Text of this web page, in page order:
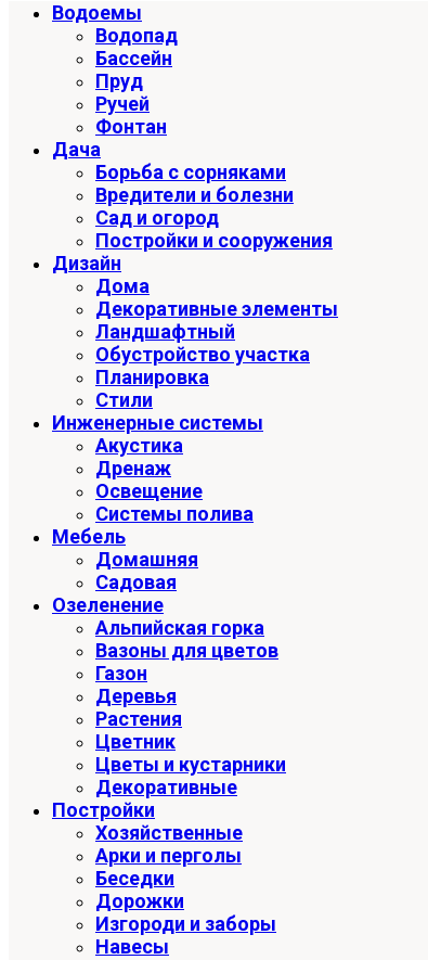
Водоемы
Водопад
Бассейн
Пруд
Ручей
Фонтан
Дача
Борьба с сорняками
Вредители и болезни
Сад и огород
Постройки и сооружения
Дизайн
Дома
Декоративные элементы
Ландшафтный
Обустройство участка
Планировка
Стили
Инженерные системы
Акустика
Дренаж
Освещение
Системы полива
Мебель
Домашняя
Садовая
Озеленение
Альпийская горка
Вазоны для цветов
Газон
Деревья
Растения
Цветник
Цветы и кустарники
Декоративные
Постройки
Хозяйственные
Арки и перголы
Беседки
Дорожки
Изгороди и заборы
Навесы